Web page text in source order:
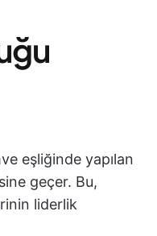
eşliğinde yapılan
geçer. Bu,
liderlik